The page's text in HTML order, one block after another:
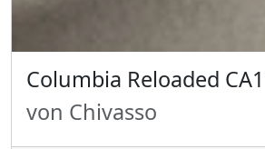
Columbia Reloaded
von Chivasso